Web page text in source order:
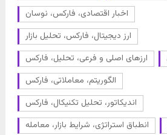
اخبار اقتصادی، فارکس، نوسان
ارز دیجیتال، فارکس، تحلیل بازار
ارزهای اصلی و فرعی، تحلیل، فارکس
الگوریتم، معاملاتی، فارکس
اندیکاتور، تحلیل تکنیکال، فارکس
انطباق استراتژی، شرایط بازار، معامله